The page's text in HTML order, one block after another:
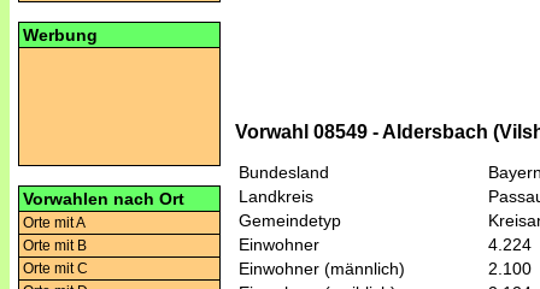
Werbung
Vorwahlen nach Ort
Orte mit A
Orte mit B
Orte mit C
Vorwahl 08549 - Aldersbach
Bundesland
Landkreis
Gemeindetyp
Einwohner
4.224
Einwohner (männlich)
2.100